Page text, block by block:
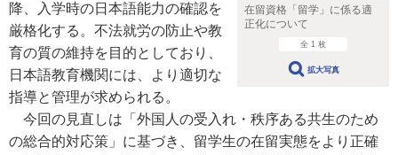
在留資格「留学」に係る適
正化について
全 1 枚
拡大写真
降、入学時の日本語能力の確認を
厳格化する。不法就労の防止や教
育の質の維持を目的としており、
日本語教育機関には、より適切な
指導と管理が求められる。
今回の見直しは「外国人の受入れ・秩序ある共生のため
の総合的対応策」に基づき、留学生の在留実態をより正確